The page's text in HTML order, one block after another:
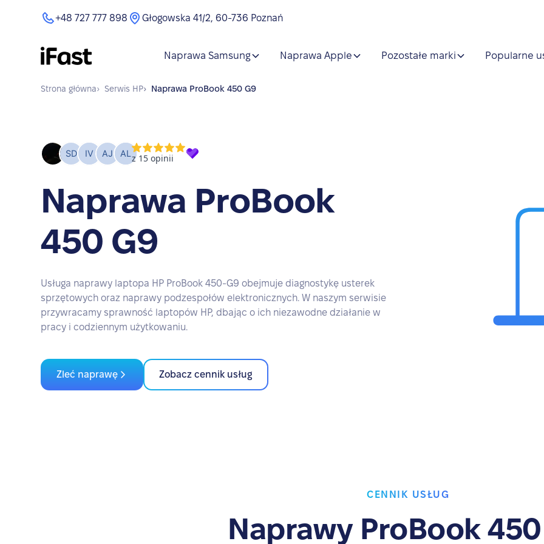
+48 727 777 898 Głogowska 41/2, 60-736 Poznań
Naprawa Samsung Naprawa Apple Pozostałe marki Popularne
Strona główna› Serwis HP› Naprawa ProBook 450 G9
Naprawa ProBook
450 G9
Usługa naprawy laptopa HP ProBook 450-G9 obejmuje diagnostykę usterek
sprzętowych oraz naprawy podzespołów elektronicznych. W naszym serwisie
przywracamy sprawność laptopów HP, dbając o ich niezawodne działanie w
pracy i codziennym użytkowaniu.
Zleć naprawę Zobacz cennik usług
CENNIK USŁUG
Naprawy ProBook